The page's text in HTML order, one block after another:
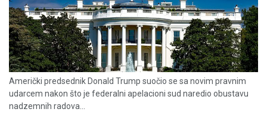
Američki predsednik Donald Trump suočio se sa novim pravnim
udarcem nakon što je federalni apelacioni sud naredio obustavu
nadzemnih radova...